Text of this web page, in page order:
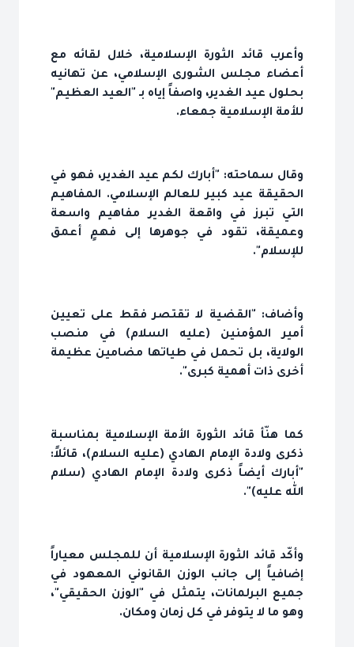
وأعرب قائد الثورة الإسلامية، خلال لقائه مع
أعضاء مجلس الشورى الإسلامي، عن تهانيه
بحلول عيد الغدير، واصفاً إياه بـ "العيد العظيم"
للأمة الإسلامية جمعاء.
وقال سماحته: "أبارك لكم عيد الغدير، فهو في
الحقيقة عيد كبير للعالم الإسلامي. المفاهيم
التي تبرز في واقعة الغدير مفاهيم واسعة
وعميقة، تقود في جوهرها إلى فهمٍ أعمق
للإسلام".
وأضاف: "القضية لا تقتصر فقط على تعيين
أمير المؤمنين (عليه السلام) في منصب
الولاية، بل تحمل في طياتها مضامين عظيمة
أخرى ذات أهمية كبرى".
كما هنّأ قائد الثورة الأمة الإسلامية بمناسبة
ذكرى ولادة الإمام الهادي (عليه السلام)، قائلاً:
"أبارك أيضاً ذكرى ولادة الإمام الهادي (سلام
الله عليه)".
وأكّد قائد الثورة الإسلامية أن للمجلس معياراً
إضافياً إلى جانب الوزن القانوني المعهود في
جميع البرلمانات، يتمثل في "الوزن الحقيقي"،
وهو ما لا يتوفر في كل زمان ومكان.